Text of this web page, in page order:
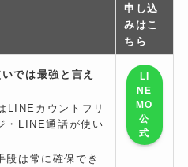
申し込
みはこ
ちら
では最強と言え
LINEカウントフリ
・LINE通話が使い
段は常に確保でき
LI
NE
MO
公
式